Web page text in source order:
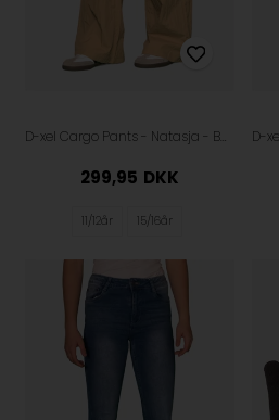
D-xel Cargo Pants - Natasja - Beige
299,95 DKK
11/12år 15/16år